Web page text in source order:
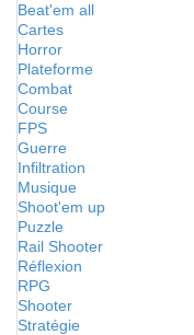
Beat'em all
Cartes
Horror
Plateforme
Combat
Course
FPS
Guerre
Infiltration
Musique
Shoot'em up
Puzzle
Rail Shooter
Réflexion
RPG
Shooter
Stratégie